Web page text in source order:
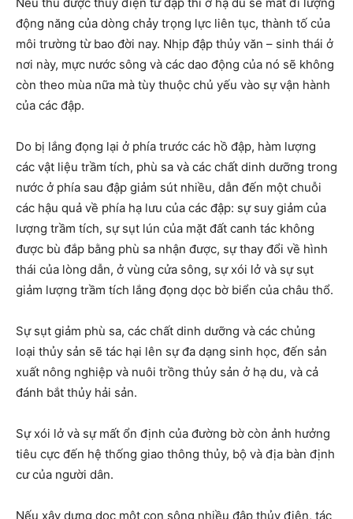
động năng của dòng chảy trọng lực liên tục, thành tố của
môi trường từ bao đời nay. Nhịp đập thủy văn – sinh thái ở
nơi này, mực nước sông và các dao động của nó sẽ không
còn theo mùa nữa mà tùy thuộc chủ yếu vào sự vận hành
của các đập.
Do bị lắng đọng lại ở phía trước các hồ đập, hàm lượng
các vật liệu trầm tích, phù sa và các chất dinh dưỡng trong
nước ở phía sau đập giảm sút nhiều, dẫn đến một chuỗi
các hậu quả về phía hạ lưu của các đập: sự suy giảm của
lượng trầm tích, sự sụt lún của mặt đất canh tác không
được bù đắp bằng phù sa nhận được, sự thay đổi về hình
thái của lòng dẫn, ở vùng cửa sông, sự xói lở và sự sụt
giảm lượng trầm tích lắng đọng dọc bờ biển của châu thổ.
Sự sụt giảm phù sa, các chất dinh dưỡng và các chủng
loại thủy sản sẽ tác hại lên sự đa dạng sinh học, đến sản
xuất nông nghiệp và nuôi trồng thủy sản ở hạ du, và cả
đánh bắt thủy hải sản.
Sự xói lở và sự mất ổn định của đường bờ còn ảnh hưởng
tiêu cực đến hệ thống giao thông thủy, bộ và địa bàn định
cư của người dân.
Nếu xây dựng dọc một con sông nhiều đập thủy điện, tác